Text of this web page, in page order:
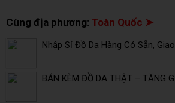
Cùng địa phương: Toàn Quốc ➤
Nhập Sỉ Đồ Da Hàng Có Sẵn,
BÁN KÈM ĐỒ DA THẬT – TĂNG